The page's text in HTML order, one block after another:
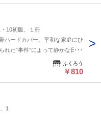
10初版、１冊
ハードカバー。平和な家庭にひ
れた”事件”によって静かな日常
ふくろう
￥810
1